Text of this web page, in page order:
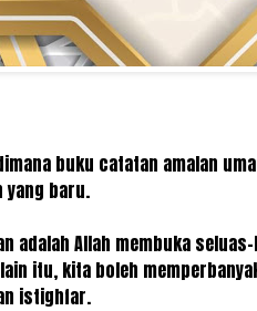
buku catatan amalan
yang baru.
adalah Allah membuka
itu, kita boleh
istighfar.